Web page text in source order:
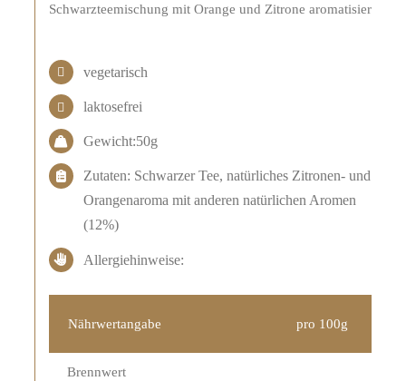
Schwarzteemischung mit Orange und Zitrone aromatisiert.
vegetarisch
laktosefrei
Gewicht:50g
Zutaten: Schwarzer Tee, natürliches Zitronen- und
Orangenaroma mit anderen natürlichen Aromen
(12%)
Allergiehinweise:
Nährwertangabe pro 100g
Brennwert